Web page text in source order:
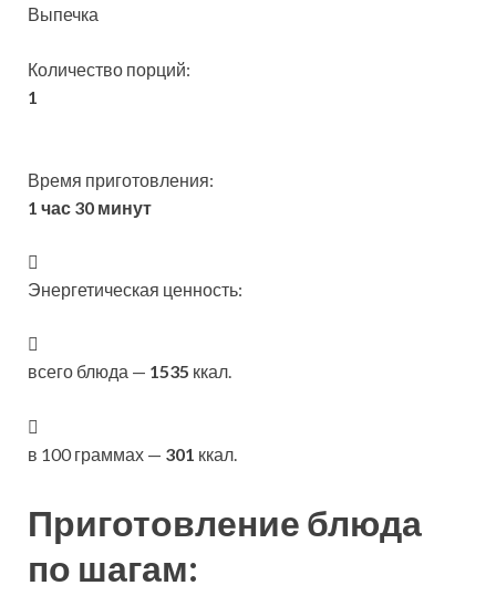
Выпечка
Количество порций:
1
Время приготовления:
1 час 30 минут
Энергетическая ценность:
всего блюда — 1535 ккал.
в 100 граммах — 301 ккал.
Приготовление блюда
по шагам: